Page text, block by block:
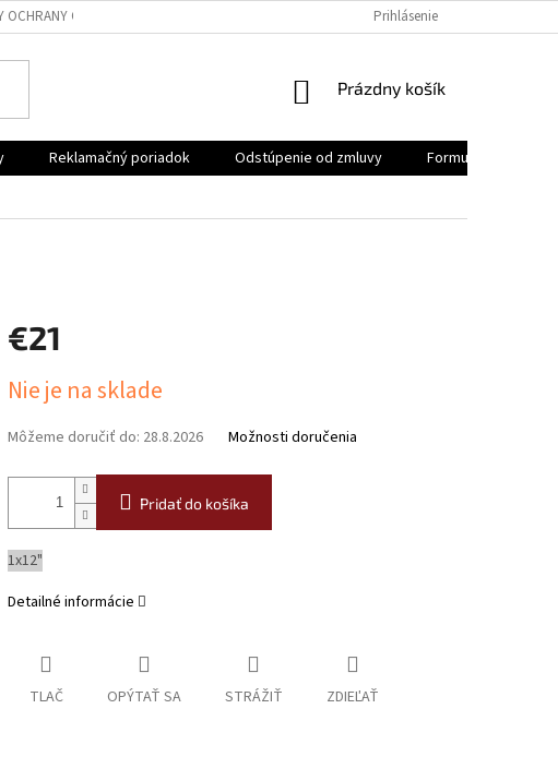
OCHRANY OSOBNÝCH ÚDAJOV REKLAMAČNÝ PORIADOK FORMULÁR NA
Prihlásenie
NÁKUPNÝ
Prázdny košík
Reklamačný poriadok Odstúpenie od zmluvy
Formulár na
€21
cena:
Nie je na sklade
Môžeme doručiť do: 28.8.2026 Možnosti doručenia
Pridať do košíka
1x12"
Detailné informácie
TLAČ OPÝTAŤ SA STRÁŽIŤ ZDIEĽAŤ